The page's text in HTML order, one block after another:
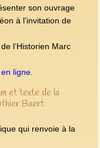
son ouvrage
à l’invitation de
l’Historien Marc
ligne.
et texte de la
Baert
qui renvoie à la